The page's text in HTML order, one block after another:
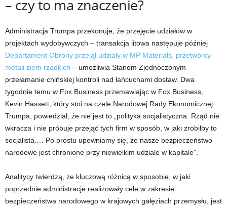
– czy to ma znaczenie?
Administracja Trumpa przekonuje, że przejęcie udziałów w
projektach wydobywczych – transakcja litowa następuje później
Departament Obrony przejął udziały w MP Materials, przetwórcy
metali ziem rzadkich – umożliwia Stanom Zjednoczonym
przełamanie chińskiej kontroli nad łańcuchami dostaw. Dwa
tygodnie temu w Fox Business przemawiając w Fox Business,
Kevin Hassett, który stoi na czele Narodowej Rady Ekonomicznej
Trumpa, powiedział, że nie jest to „polityka socjalistyczna. Rząd nie
wkracza i nie próbuje przejąć tych firm w sposób, w jaki zrobiłby to
socjalista.… Po prostu upewniamy się, że nasze bezpieczeństwo
narodowe jest chronione przy niewielkim udziale w kapitale”.
Analitycy twierdzą, że kluczową różnicą w sposobie, w jaki
poprzednie administracje realizowały cele w zakresie
bezpieczeństwa narodowego w krajowych gałęziach przemysłu, jest